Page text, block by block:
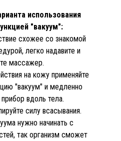
использования
"вакуум":
схожее со знакомой
легко надавите и
массажер.
на кожу применяйте
"вакуум" и медленно
вдоль тела.
силу всасывания.
нужно начинать с
так организм сможет